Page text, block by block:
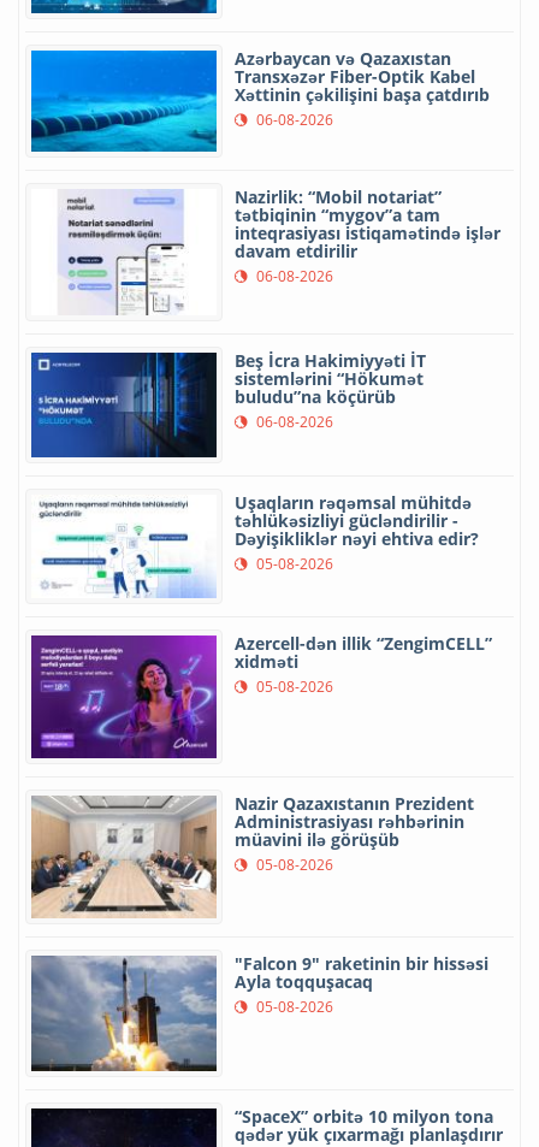
Azərbaycan və Qazaxıstan
Transxəzər Fiber-Optik Kabel
Xəttinin çəkilişini başa çatdırıb
06-08-2026
Nazirlik: “Mobil notariat”
tətbiqinin “mygov”a tam
inteqrasiyası istiqamətində işlər
davam etdirilir
06-08-2026
Beş İcra Hakimiyyəti İT
sistemlərini “Hökumət
buludu”na köçürüb
06-08-2026
Uşaqların rəqəmsal mühitdə
təhlükəsizliyi gücləndirilir -
Dəyişikliklər nəyi ehtiva edir?
05-08-2026
Azercell-dən illik “ZengimCELL”
xidməti
05-08-2026
Nazir Qazaxıstanın Prezident
Administrasiyası rəhbərinin
müavini ilə görüşüb
05-08-2026
"Falcon 9" raketinin bir hissəsi
Ayla toqquşacaq
05-08-2026
“SpaceX” orbitə 10 milyon tona
qədər yük çıxarmağı planlaşdırır